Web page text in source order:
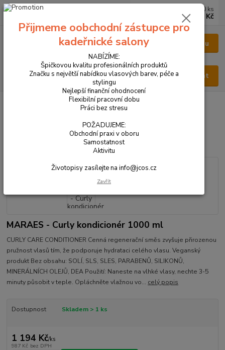
Menu
Hledat
0 ks
0 Kč
VŠECHNY PRODUKTY MARAES - Curly kondicionér 1000 ml
MARAES - Curly kondicionér
MARAES - Curly kondicionér 1000 ml
CURLY CARE CONDITIONER Cenná regenerační směs zvyšuje přirozenou
pružnost vlasů tím, že podporuje hydrataci celého vlasu. Veganský
produkt Bez obsahu: SOLÍ, SLS, SLES, PARABENŮ, SILIKONŮ,
MINERÁLNÍCH OLEJŮ, DEA Použití: Naneste na vlhké vlasy, nechte 3-5
minuty působit v teple. Opláchněte vlažnou vo... celý popis
Dostupnost Skladem > 1 ks
1 194 Kč/ks
987 Kč bez DPH
Přijmeme oobchodní zástupce pro
kadeřnické salony
NABÍZÍME:
Špičkovou kvalitu profesionálních produktů
Značku s největší nabídkou vlasových barev, péče a
stylingu
Nejlepší finanční ohodnocení
Flexibilní pracovní dobu
Práci bez stresu
POŽADUJEME:
Obchodní praxi v oboru
Samostatnost
Aktivitu
Životopisy zasílejte na info@jcos.cz
Zavřít